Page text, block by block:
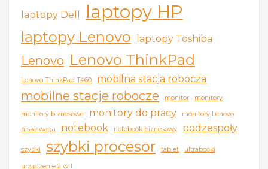
laptopy Dell laptopy HP
laptopy Lenovo laptopy Toshiba
Lenovo Lenovo ThinkPad
Lenovo ThinkPad T460 mobilna stacja robocza
mobilne stacje robocze monitor monitory
monitory biznesowe monitory do pracy
monitory Lenovo
niska waga
notebook notebook biznesowy podzespoły
szybki szybki procesor tablet ultrabooki
urządzenie 2 w 1